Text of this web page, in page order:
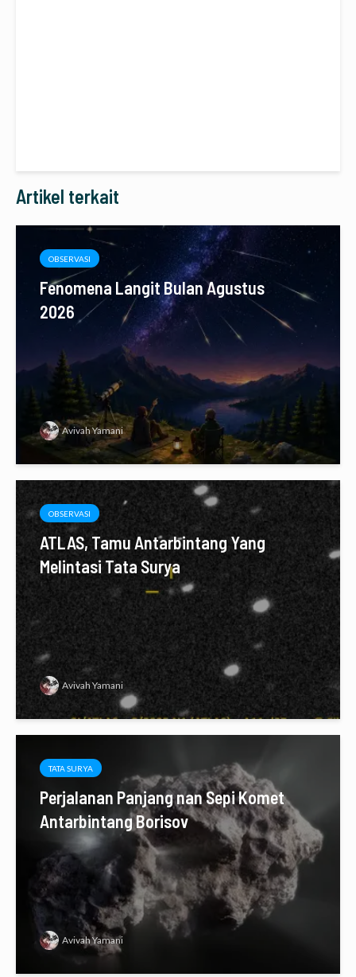
Artikel terkait
OBSERVASI
Fenomena Langit Bulan Agustus
2026
Avivah Yamani
OBSERVASI
ATLAS, Tamu Antarbintang Yang
Melintasi Tata Surya
Avivah Yamani
TATA SURYA
Perjalanan Panjang nan Sepi Komet
Antarbintang Borisov
Avivah Yamani